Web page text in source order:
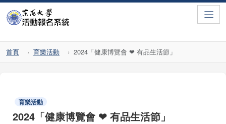
首頁 育樂活動 2024「健康博覽會 ❤ 有品生活節」
育樂活動
2024「健康博覽會 ❤ 有品生活節」